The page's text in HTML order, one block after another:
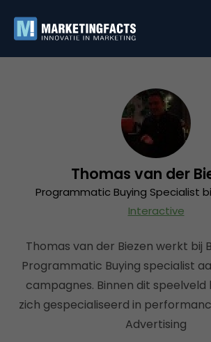
Thomas van der
Programmatic Buying Specialist
Interactive
Thomas van der Biezen werkt bij
Programmatic Buying specialist
campagnes. Binnen dit
zich gespecialiseerd in
Advertising